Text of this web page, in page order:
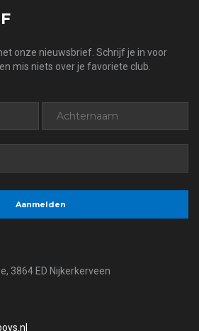
onze nieuwsbrief. Schrijf je in voor
mis niets over je favoriete club.
3864 ED Nijkerkerveen